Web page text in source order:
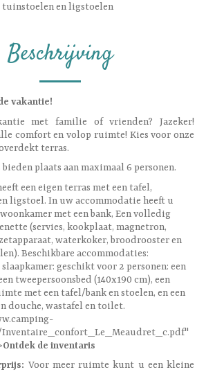
tuinstoelen en ligstoelen
Beschrijving
vakantie!
met familie of vrienden? Jazeker!
comfort en volop ruimte! Kies voor onze
terras.
bieden plaats aan maximaal 6 personen.
een eigen terras met een tafel,
ligstoel. In uw accommodatie heeft u
met een bank, Een volledig
(servies, kookplaat, magnetron,
waterkoker, broodrooster en
Beschikbare accommodaties:
slaapkamer: geschikt voor 2 personen: een
tweepersoonsbed (140x190 cm), een
met een tafel/bank en stoelen, en een
douche, wastafel en toilet.
Ontdek de inventaris
Voor meer ruimte kunt u een kleine